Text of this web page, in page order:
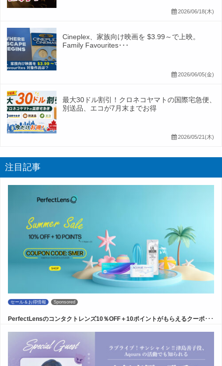
2026/06/18(木)
Cineplex、家族向け映画を $3.99～で上映。
Family Favourites･･･
2026/06/05(金)
最大30ドル割引！クロネコヤマトの国際宅急便、
別送品、エコが7月末までお得
2026/05/21(木)
注目記事
セール＆お得情報 Sponsored
PerfectLensのコンタクトレンズ10％OFF＋10ポイントがもらえるクーポ･･･